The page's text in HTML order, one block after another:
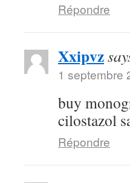
Répondre
Xxipvz
1 septembre
buy
cilostazol
Répondre